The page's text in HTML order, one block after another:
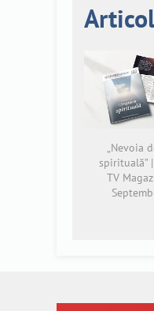
„Nevoia
spirituală”
TV